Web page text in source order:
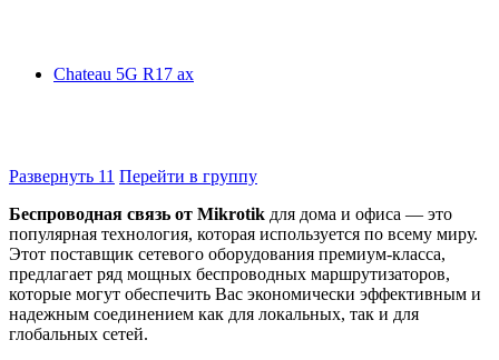
Chateau 5G R17 ax
Развернуть 11 Перейти в группу
Беспроводная связь от Mikrotik для дома и офиса — это
популярная технология, которая используется по всему миру.
Этот поставщик сетевого оборудования премиум-класса,
предлагает ряд мощных беспроводных маршрутизаторов,
которые могут обеспечить Вас экономически эффективным и
надежным соединением как для локальных, так и для
глобальных сетей.